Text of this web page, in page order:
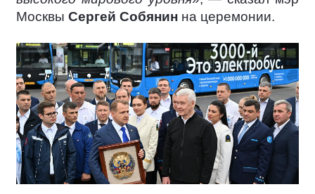
Москвы Сергей Собянин на церемонии.